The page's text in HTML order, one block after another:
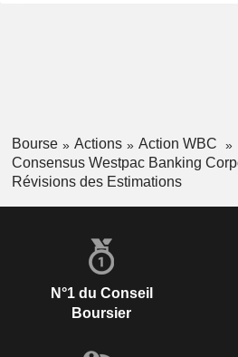
Bourse Actions
Action WBC
Consensus Westpac Banking
Révisions des Estimations
N°1 du Conseil
Boursier